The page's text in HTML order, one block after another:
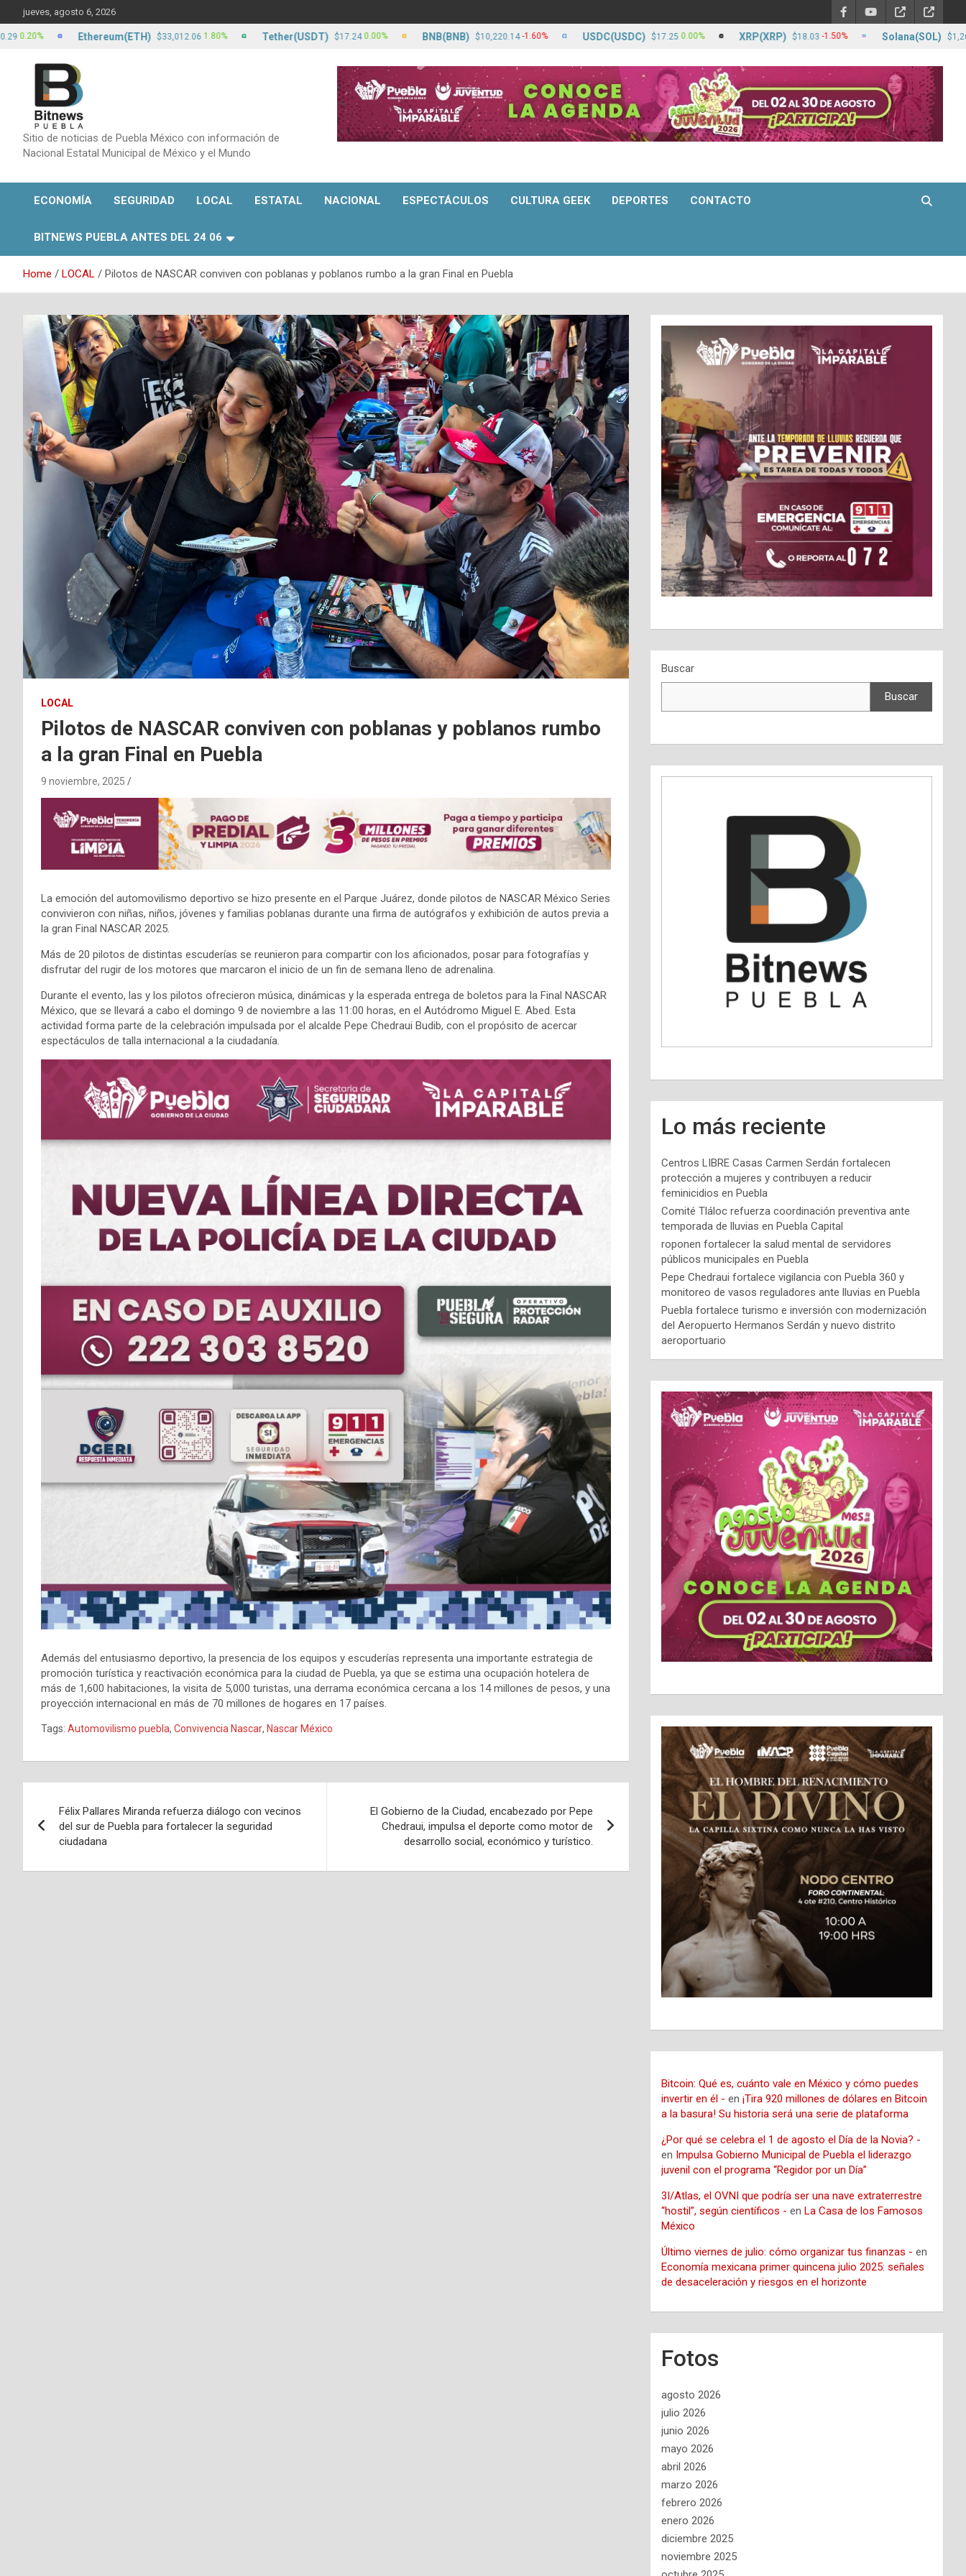
to
content
jueves, agosto 6, 2026
Sitio de noticias de Puebla México con información de
Nacional Estatal Municipal de México y el Mundo
ECONOMÍA SEGURIDAD LOCAL ESTATAL NACIONAL ESPECTÁCULOS CULTURA GEEK DEPORTES CONTACTO
BITNEWS PUEBLA ANTES DEL 24 06
Home LOCAL Pilotos de NASCAR conviven con poblanas y poblanos rumbo a la gran Final en Puebla
LOCAL
Pilotos de NASCAR conviven con poblanas y poblanos rumbo
a la gran Final en Puebla
9 noviembre, 2025
La emoción del automovilismo deportivo se hizo presente en el Parque Juárez, donde pilotos de NASCAR México Series
convivieron con niñas, niños, jóvenes y familias poblanas durante una firma de autógrafos y exhibición de autos previa a
la gran Final NASCAR 2025.
Más de 20 pilotos de distintas escuderías se reunieron para compartir con los aficionados, posar para fotografías y
disfrutar del rugir de los motores que marcaron el inicio de un fin de semana lleno de adrenalina.
Durante el evento, las y los pilotos ofrecieron música, dinámicas y la esperada entrega de boletos para la Final NASCAR
México, que se llevará a cabo el domingo 9 de noviembre a las 11:00 horas, en el Autódromo Miguel E. Abed. Esta
actividad forma parte de la celebración impulsada por el alcalde Pepe Chedraui Budib, con el propósito de acercar
espectáculos de talla internacional a la ciudadanía.
Además del entusiasmo deportivo, la presencia de los equipos y escuderías representa una importante estrategia de
promoción turística y reactivación económica para la ciudad de Puebla, ya que se estima una ocupación hotelera de
más de 1,600 habitaciones, la visita de 5,000 turistas, una derrama económica cercana a los 14 millones de pesos, y una
proyección internacional en más de 70 millones de hogares en 17 países.
Tags: Automovilismo puebla, Convivencia Nascar, Nascar México
de
Félix Pallares Miranda refuerza diálogo con vecinos
del sur de Puebla para fortalecer la seguridad
ciudadana
El Gobierno de la Ciudad, encabezado por Pepe
Chedraui, impulsa el deporte como motor de
desarrollo social, económico y turístico.
Buscar
Buscar
Lo más reciente
Centros LIBRE Casas Carmen Serdán fortalecen
protección a mujeres y contribuyen a reducir
feminicidios en Puebla
Comité Tláloc refuerza coordinación preventiva ante
temporada de lluvias en Puebla Capital
roponen fortalecer la salud mental de servidores
públicos municipales en Puebla
Pepe Chedraui fortalece vigilancia con Puebla 360 y
monitoreo de vasos reguladores ante lluvias en Puebla
Puebla fortalece turismo e inversión con modernización
del Aeropuerto Hermanos Serdán y nuevo distrito
aeroportuario
Bitcoin: Qué es, cuánto vale en México y cómo puedes
invertir en él - en¡Tira 920 millones de dólares en Bitcoin
a la basura! Su historia será una serie de plataforma
¿Por qué se celebra el 1 de agosto el Día de la Novia? -
en Impulsa Gobierno Municipal de Puebla el liderazgo
juvenil con el programa “Regidor por un Día”
3I/Atlas, el OVNI que podría ser una nave extraterrestre
“hostil”, según científicos - enLa Casa de los Famosos
México
Último viernes de julio: cómo organizar tus finanzas - en
Economía mexicana primer quincena julio 2025: señales
de desaceleración y riesgos en el horizonte
Fotos
agosto 2026
julio 2026
junio 2026
mayo 2026
abril 2026
marzo 2026
febrero 2026
enero 2026
diciembre 2025
noviembre 2025
Ethereum(ETH) $33,012.06 1.80% Tether(USDT) $17.24 0.00% BNB(BNB) $10,220.14 -1.60% USDC(USDC) $17.25 0.00% XRP(XRP) $18.03 -1.50% Solana(SOL) $1,265.89 -